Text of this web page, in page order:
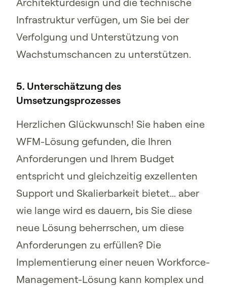
Infrastruktur verfügen, um Sie bei der
Verfolgung und Unterstützung von
Wachstumschancen zu unterstützen.
5. Unterschätzung des
Umsetzungsprozesses
Herzlichen Glückwunsch! Sie haben eine
WFM-Lösung gefunden, die Ihren
Anforderungen und Ihrem Budget
entspricht und gleichzeitig exzellenten
Support und Skalierbarkeit bietet... aber
wie lange wird es dauern, bis Sie diese
neue Lösung beherrschen, um diese
Anforderungen zu erfüllen? Die
Implementierung einer neuen Workforce-
Management-Lösung kann komplex und